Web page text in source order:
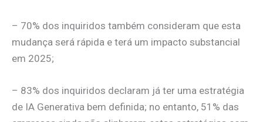
– 70% dos inquiridos também consideram que esta
mudança será rápida e terá um impacto substancial
em 2025;
– 83% dos inquiridos declaram já ter uma estratégia
de IA Generativa bem definida; no entanto, 51% das